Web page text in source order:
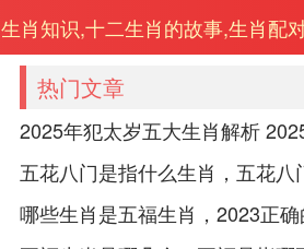
生肖知识,十二生肖的故事,生肖配
热门文章